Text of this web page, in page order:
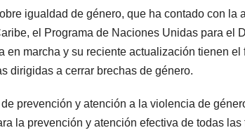
igualdad de género, que ha contado con la
el Programa de Naciones Unidas para el
marcha y su reciente actualización tienen el
dirigidas a cerrar brechas de género.
prevención y atención a la violencia de
la prevención y atención efectiva de todas las